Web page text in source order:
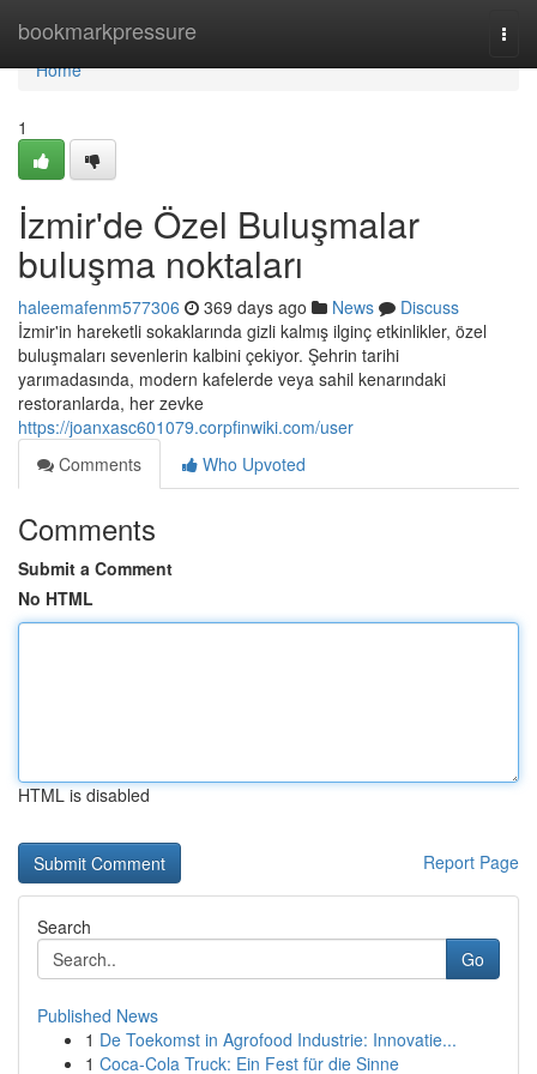
bookmarkpressure
Home
Home
1
İzmir'de Özel Buluşmalar
buluşma noktaları
haleemafenm577306 369 days ago News
Discuss
İzmir'in hareketli sokaklarında gizli kalmış ilginç etkinlikler, özel
buluşmaları sevenlerin kalbini çekiyor. Şehrin tarihi
yarımadasında, modern kafelerde veya sahil kenarındaki
restoranlarda, her zevke
https://joanxasc601079.corpfinwiki.com/user
Comments
Who Upvoted
Comments
Submit a Comment
No HTML
HTML is disabled
Report Page
Search
Go
Published News
1 De Toekomst in Agrofood Industrie: Innovatie...
1 Coca-Cola Truck: Ein Fest für die Sinne